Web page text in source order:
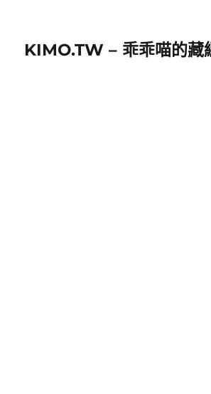
KIMO.TW – 乖乖喵的藏